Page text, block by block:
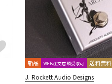
ヴィンテージ
新品 WEB注文店頭受取可 送料無料
J. Rockett Audio Designs